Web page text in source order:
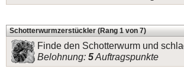
Schotterwurmzerstückler (Rang 1 von 7)
Finde den Schotterwurm und
Belohnung: 5Auftragspunkte